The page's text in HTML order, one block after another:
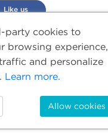
Like us
party cookies to
browsing experience,
and personalize
Learn more.
Allow cookies